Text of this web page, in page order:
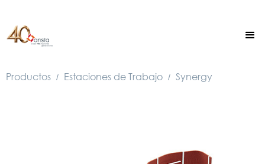
Productos / Estaciones de Trabajo / Synergy